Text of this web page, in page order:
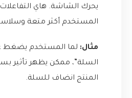
يحرك الشاشة. هاي
المستخدم أكثر متعة
مثال: لما المستخدم يضغط
السلة”، ممكن يظهر تأثير
المنتج انضاف للسلة.